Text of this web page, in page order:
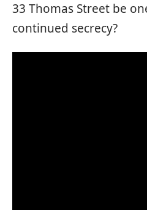
33 Thomas Street be
continued secrecy?